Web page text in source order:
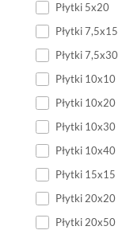
Płytki 5x20
Płytki 7,5x15
Płytki 7,5x30
Płytki 10x10
Płytki 10x20
Płytki 10x30
Płytki 10x40
Płytki 15x15
Płytki 20x20
Płytki 20x50